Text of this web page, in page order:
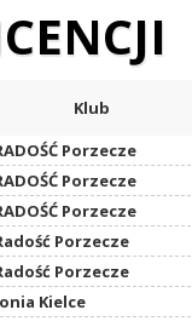
Klub
Porzecze
Porzecze
Porzecze
Porzecze
Porzecze
Kielce